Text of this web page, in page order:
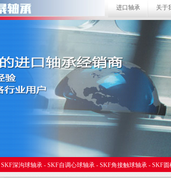
进口轴承 关于
SKF深沟球轴承 - SKF自调心球轴承 - SKF角接触球轴承 - SKF圆